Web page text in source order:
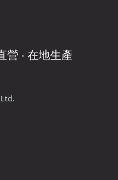
營 ‧ 在地生產
Ltd.